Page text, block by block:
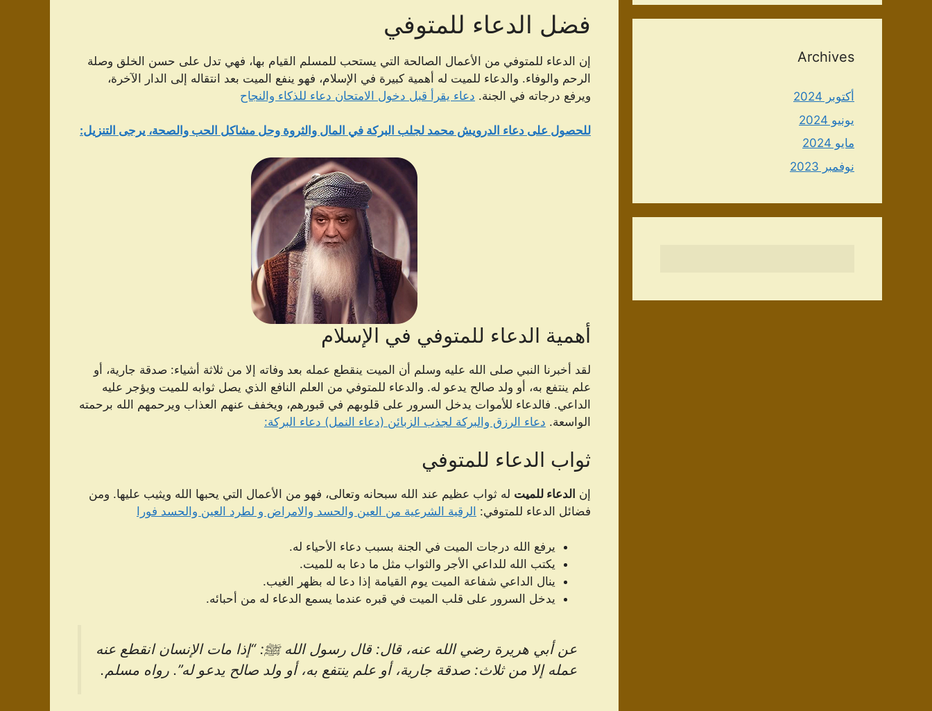
فضل الدعاء للمتوفي
إن الدعاء للمتوفي من الأعمال الصالحة التي يستحب للمسلم القيام بها، فهي تدل على حسن الخلق وصلة
الرحم والوفاء. والدعاء للميت له أهمية كبيرة في الإسلام، فهو ينفع الميت بعد انتقاله إلى الدار الآخرة،
ويرفع درجاته في الجنة. دعاء يقرأ قبل دخول الامتحان دعاء للذكاء والنجاح
للحصول على دعاء الدرویش محمد لجلب البركة في المال والثروة وحل مشاكل الحب والصحة، يرجى التنزيل:
أهمية الدعاء للمتوفي في الإسلام
لقد أخبرنا النبي صلى الله عليه وسلم أن الميت ينقطع عمله بعد وفاته إلا من ثلاثة أشياء: صدقة جارية، أو
علم ينتفع به، أو ولد صالح يدعو له. والدعاء للمتوفي من العلم النافع الذي يصل ثوابه للميت ويؤجر عليه
الداعي. فالدعاء للأموات يدخل السرور على قلوبهم في قبورهم، ويخفف عنهم العذاب ويرحمهم الله برحمته
الواسعة. دعاء الرزق والبركة لجذب الزبائن (دعاء النمل) دعاء البركة:
ثواب الدعاء للمتوفي
إن الدعاء للميت له ثواب عظيم عند الله سبحانه وتعالى، فهو من الأعمال التي يحبها الله ويثيب عليها. ومن
فضائل الدعاء للمتوفي: الرقية الشرعية من العين والحسد والامراض و لطرد العين والحسد فورا
يرفع الله درجات الميت في الجنة بسبب دعاء الأحياء له.
يكتب الله للداعي الأجر والثواب مثل ما دعا به للميت.
ينال الداعي شفاعة الميت يوم القيامة إذا دعا له بظهر الغيب.
يدخل السرور على قلب الميت في قبره عندما يسمع الدعاء له من أحبائه.
عن أبي هريرة رضي الله عنه، قال: قال رسول الله ﷺ: “إذا مات الإنسان انقطع عنه
عمله إلا من ثلاث: صدقة جارية، أو علم ينتفع به، أو ولد صالح يدعو له”. رواه مسلم.
Archives
أكتوبر 2024
يونيو 2024
مايو 2024
نوفمبر 2023